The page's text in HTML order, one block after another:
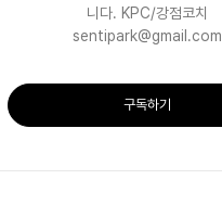
니다. KPC/강점코치
sentipark@gmail.com
구독하기